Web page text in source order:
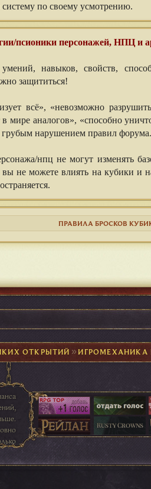
по своему усмотрению.
псионики персонажей, НПЦ и
навыков, свойств,
защититься!
всё», «невозможно
мире аналогов», «способно
нарушением правил форума.
нпц не могут изменять
вы не можете влиять на кубики и
ПРАВИЛА БРОСКОВ
ОТКРЫТИЙ ►ИГРОМЕХАНИКА
в